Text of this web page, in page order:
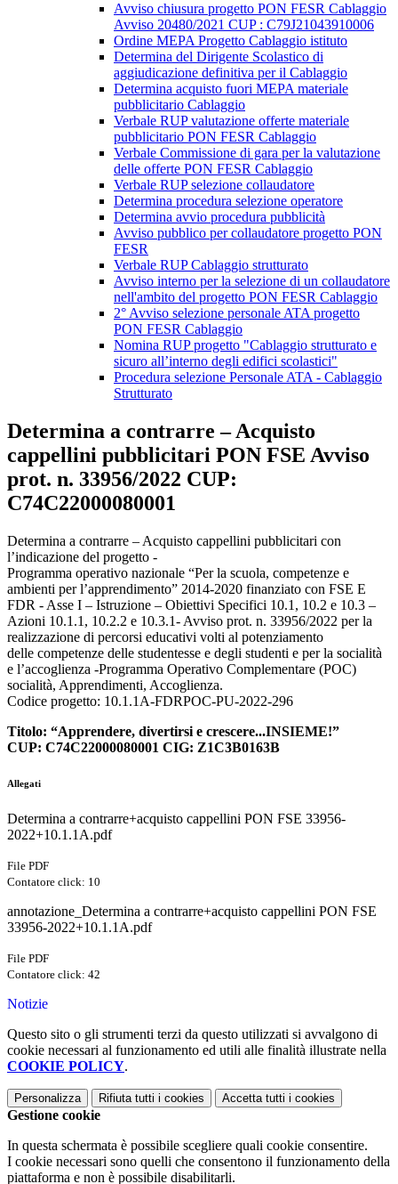
Avviso chiusura progetto PON FESR Cablaggio
Avviso 20480/2021 CUP : C79J21043910006
Ordine MEPA Progetto Cablaggio istituto
Determina del Dirigente Scolastico di
aggiudicazione definitiva per il Cablaggio
Determina acquisto fuori MEPA materiale
pubblicitario Cablaggio
Verbale RUP valutazione offerte materiale
pubblicitario PON FESR Cablaggio
Verbale Commissione di gara per la valutazione
delle offerte PON FESR Cablaggio
Verbale RUP selezione collaudatore
Determina procedura selezione operatore
Determina avvio procedura pubblicità
Avviso pubblico per collaudatore progetto PON
FESR
Verbale RUP Cablaggio strutturato
Avviso interno per la selezione di un collaudatore
nell'ambito del progetto PON FESR Cablaggio
2° Avviso selezione personale ATA progetto
PON FESR Cablaggio
Nomina RUP progetto "Cablaggio strutturato e
sicuro all’interno degli edifici scolastici"
Procedura selezione Personale ATA - Cablaggio
Strutturato
Determina a contrarre – Acquisto
cappellini pubblicitari PON FSE Avviso
prot. n. 33956/2022 CUP:
C74C22000080001
Determina a contrarre – Acquisto cappellini pubblicitari con
l’indicazione del progetto -
Programma operativo nazionale “Per la scuola, competenze e
ambienti per l’apprendimento” 2014-2020 finanziato con FSE E
FDR - Asse I – Istruzione – Obiettivi Specifici 10.1, 10.2 e 10.3 –
Azioni 10.1.1, 10.2.2 e 10.3.1- Avviso prot. n. 33956/2022 per la
realizzazione di percorsi educativi volti al potenziamento
delle competenze delle studentesse e degli studenti e per la socialità
e l’accoglienza -Programma Operativo Complementare (POC)
socialità, Apprendimenti, Accoglienza.
Codice progetto: 10.1.1A-FDRPOC-PU-2022-296
Titolo: “Apprendere, divertirsi e crescere...INSIEME!”
CUP: C74C22000080001 CIG: Z1C3B0163B
Allegati
Determina a contrarre+acquisto cappellini PON FSE 33956-
2022+10.1.1A.pdf
File PDF
Contatore click: 10
annotazione_Determina a contrarre+acquisto cappellini PON FSE
33956-2022+10.1.1A.pdf
File PDF
Contatore click: 42
Notizie
Questo sito o gli strumenti terzi da questo utilizzati si avvalgono di
cookie necessari al funzionamento ed utili alle finalità illustrate nella
COOKIE POLICY.
Personalizza Rifiuta tutti i cookies Accetta tutti i cookies
Gestione cookie
In questa schermata è possibile scegliere quali cookie consentire.
I cookie necessari sono quelli che consentono il funzionamento della
piattaforma e non è possibile disabilitarli.